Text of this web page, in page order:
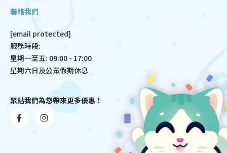
聯絡我們
[email protected]
服務時段:
星期一至五: 09:00 - 17:00
星期六日及公眾假期休息
緊貼我們為您帶來更多優惠！